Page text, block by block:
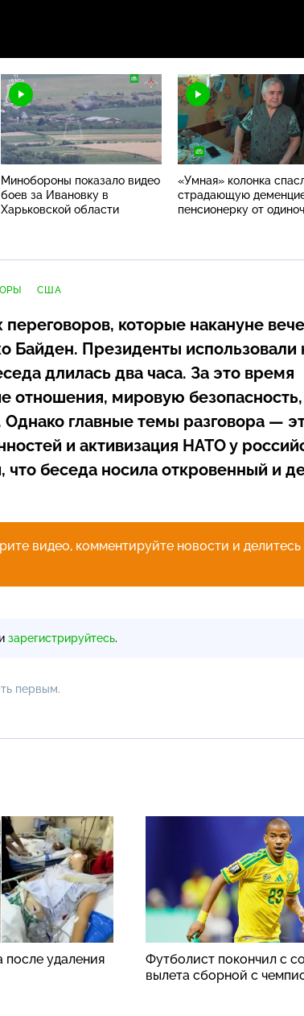
Минобороны показало видео
боев за Ивановку в
Харьковской области
«Умная» колонка
страдающую
пенсионерку от
США
которые накануне
Байден. Президенты использовали
длилась два часа. За это время
отношения, мировую безопасность,
главные темы разговора —
и активизация НАТО у
беседа носила откровенный и
видео, комментируйте новости и делитесь
зарегистрируйтесь.
первым.
после удаления
Футболист покончил с
вылета сборной с